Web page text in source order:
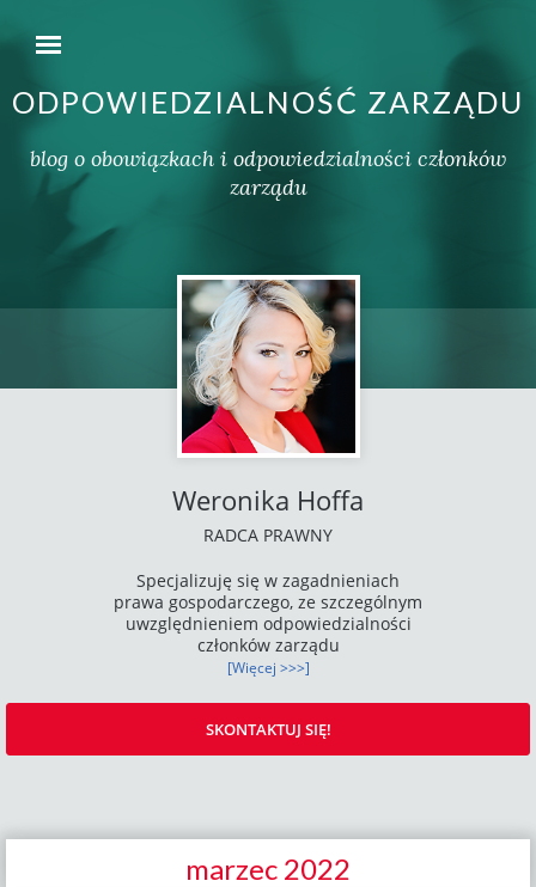
ODPOWIEDZIALNOŚĆ ZARZĄDU
blog o obowiązkach i odpowiedzialności członków
zarządu
Weronika Hoffa
RADCA PRAWNY
Specjalizuję się w zagadnieniach
prawa gospodarczego, ze szczególnym
uwzględnieniem odpowiedzialności
członków zarządu
[Więcej >>>]
SKONTAKTUJ SIĘ!
marzec 2022